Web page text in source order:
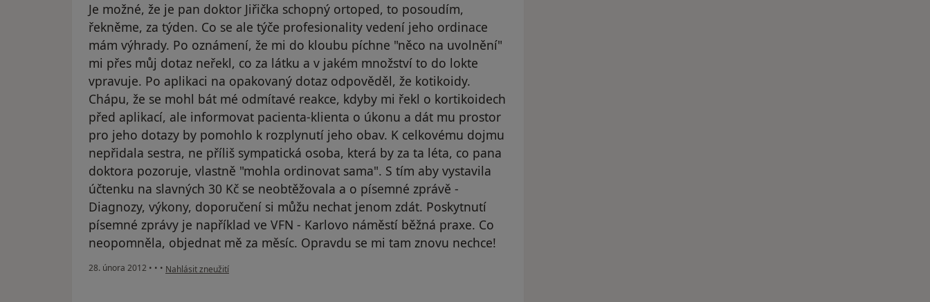
Je možné, že je pan doktor Jiřička schopný ortoped, to posoudím,
řekněme, za týden. Co se ale týče profesionality vedení jeho ordinace
mám výhrady. Po oznámení, že mi do kloubu píchne "něco na uvolnění"
mi přes můj dotaz neřekl, co za látku a v jakém množství to do lokte
vpravuje. Po aplikaci na opakovaný dotaz odpověděl, že kotikoidy.
Chápu, že se mohl bát mé odmítavé reakce, kdyby mi řekl o kortikoidech
před aplikací, ale informovat pacienta-klienta o úkonu a dát mu prostor
pro jeho dotazy by pomohlo k rozplynutí jeho obav. K celkovému dojmu
nepřidala sestra, ne příliš sympatická osoba, která by za ta léta, co pana
doktora pozoruje, vlastně "mohla ordinovat sama". S tím aby vystavila
účtenku na slavných 30 Kč se neobtěžovala a o písemné zprávě -
Diagnozy, výkony, doporučení si můžu nechat jenom zdát. Poskytnutí
písemné zprávy je například ve VFN - Karlovo náměstí běžná praxe. Co
neopomněla, objednat mě za měsíc. Opravdu se mi tam znovu nechce!
28. února 2012 • • • podle názoru uživatele Váš účet byl odstraněn
Nahlásit zneužití